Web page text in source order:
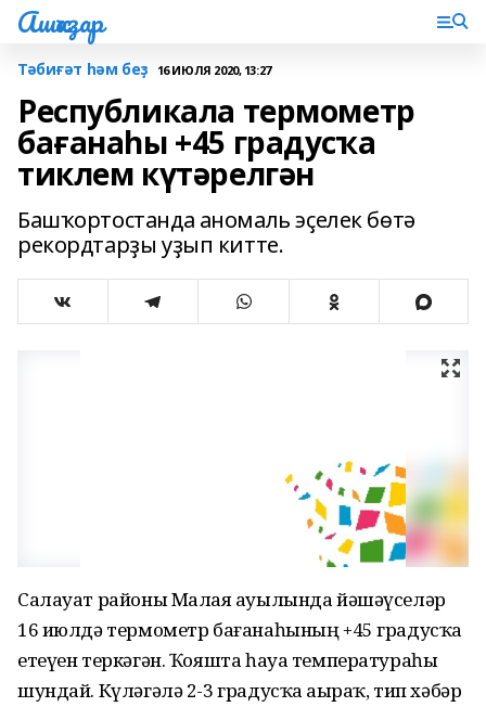
Ашҡаҙар
Тәбиғәт һәм беҙ 16 ИЮЛЯ 2020, 13:27
Республикала термометр
бағанаһы +45 градусҡа
тиклем күтәрелгән
Башҡортостанда аномаль эҫелек бөтә
рекордтарҙы уҙып китте.
Салауат районы Малаяҙ ауылында йәшәүселәр
16 июлдә термометр бағанаһының +45 градусҡа
етеүен теркәгән. Ҡояшта һауа температураһы
шундай. Күләгәлә 2-3 градусҡа аҙыраҡ, тип хәбәр